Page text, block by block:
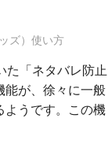
ズ）使い方
た「ネタバレ防止
能が、徐々に一般
ようです。この機